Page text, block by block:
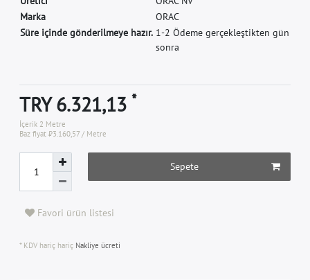
Marka ORAC
Süre içinde gönderilmeye hazır. 1-2 Ödeme gerçekleştikten gün
sonra
TRY 6.321,13*
İçerik 2 Metre
Baz fiyat₺3.160,57 / Metre
Sepete
Favori ürün listesi
* KDV hariç hariç Nakliye ücreti